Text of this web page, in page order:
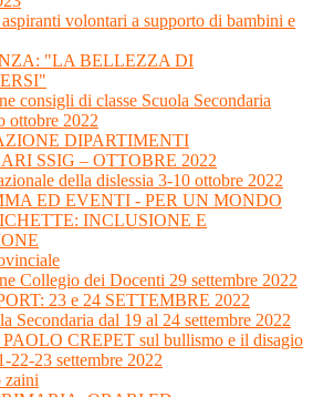
volontari a supporto di bambini e
"LA BELLEZZA DI
consigli di classe Scuola Secondaria
ottobre 2022
DIPARTIMENTI
SSIG – OTTOBRE 2022
della dislessia 3-10 ottobre 2022
ED EVENTI - PER UN MONDO
INCLUSIONE E
Collegio dei Docenti 29 settembre 2022
23 e 24 SETTEMBRE 2022
Secondaria dal 19 al 24 settembre 2022
CREPET sul bullismo e il disagio
22-23 settembre 2022
zaini